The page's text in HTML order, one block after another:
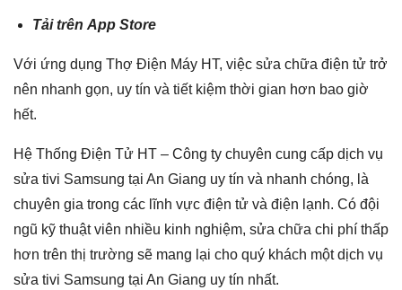
Tải trên App Store
Với ứng dụng Thợ Điện Máy HT, việc sửa chữa điện tử trở
nên nhanh gọn, uy tín và tiết kiệm thời gian hơn bao giờ
hết.
Hệ Thống Điện Tử HT – Công ty chuyên cung cấp dịch vụ
sửa tivi Samsung tại An Giang uy tín và nhanh chóng, là
chuyên gia trong các lĩnh vực điện tử và điện lạnh. Có đội
ngũ kỹ thuật viên nhiều kinh nghiệm, sửa chữa chi phí thấp
hơn trên thị trường sẽ mang lại cho quý khách một dịch vụ
sửa tivi Samsung tại An Giang uy tín nhất.